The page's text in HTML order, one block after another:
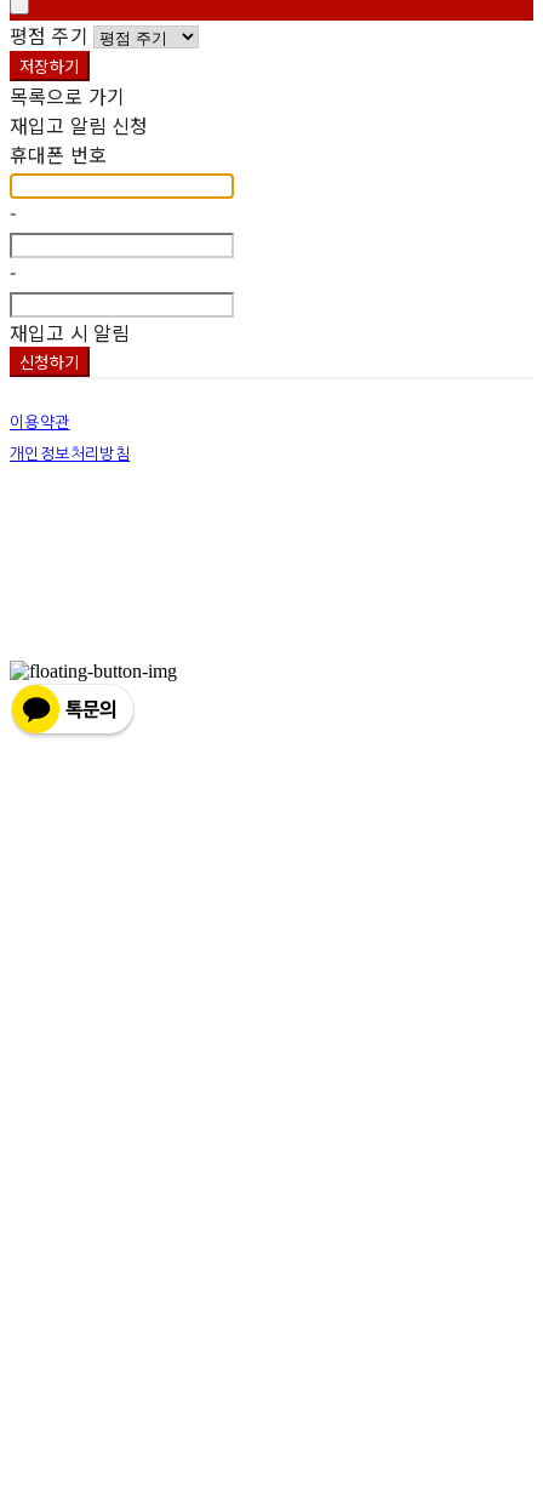
평점 주기
저장하기
목록으로 가기
재입고 알림 신청
휴대폰 번호
-
-
재입고 시 알림
신청하기
이용약관
개인정보처리방침